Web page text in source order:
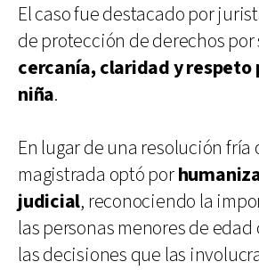
El caso fue destacado por
de protección de derechos por
cercanía, claridad y respeto
niña.
En lugar de una resolución fría
magistrada optó por
judicial, reconociendo la
las personas menores de
las decisiones que las